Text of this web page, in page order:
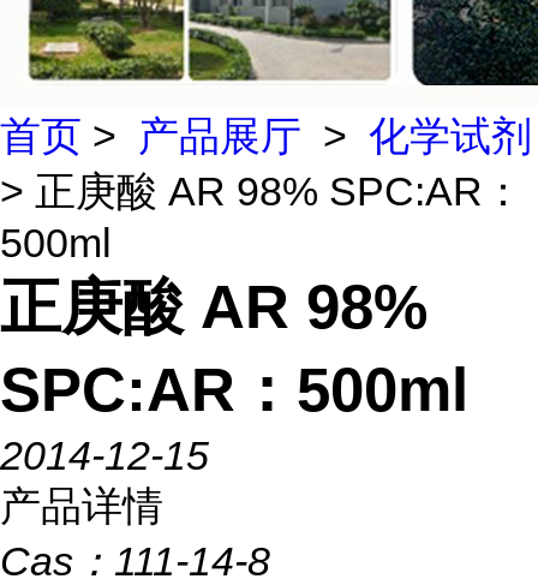
首页 > 产品展厅 > 化学试剂
> 正庚酸 AR 98% SPC:AR：
500ml
正庚酸 AR 98%
SPC:AR：500ml
2014-12-15
产品详情
Cas： 111-14-8